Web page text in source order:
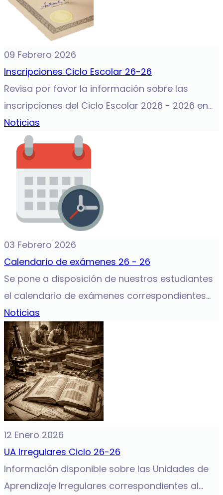
09 Febrero 2026
Inscripciones Ciclo Escolar 26-26
Revisa por favor la información sobre las
inscripciones del Ciclo Escolar 2026 - 2026 en...
Noticias
03 Febrero 2026
Calendario de exámenes 26 - 26
Se pone a disposición de nuestros estudiantes
el calendario de exámenes correspondientes...
Noticias
12 Enero 2026
UA Irregulares Ciclo 26-26
Información disponible sobre las Unidades de
Aprendizaje Irregulares correspondientes al...